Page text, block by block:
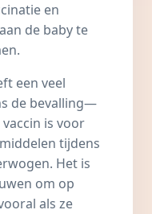
en
de baby te
een veel
de bevalling—
is voor
tijdens
Het is
om op
als ze